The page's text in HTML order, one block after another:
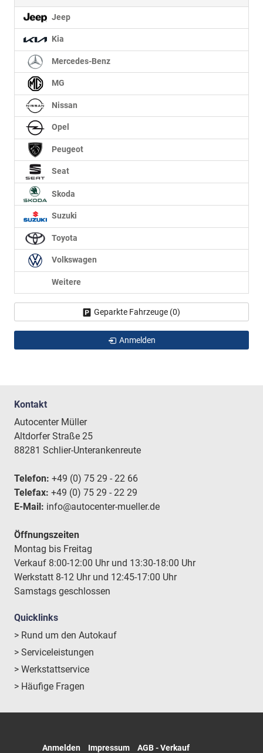
Jeep
Kia
Mercedes-Benz
MG
Nissan
Opel
Peugeot
Seat
Skoda
Suzuki
Toyota
Volkswagen
Weitere
Geparkte Fahrzeuge (0)
Anmelden
Kontakt
Autocenter Müller
Altdorfer Straße 25
88281 Schlier-Unterankenreute
Telefon: +49 (0) 75 29 - 22 66
Telefax: +49 (0) 75 29 - 22 29
E-Mail: info@autocenter-mueller.de
Öffnungszeiten
Montag bis Freitag
Verkauf 8:00-12:00 Uhr und 13:30-18:00 Uhr
Werkstatt 8-12 Uhr und 12:45-17:00 Uhr
Samstags geschlossen
Quicklinks
> Rund um den Autokauf
> Serviceleistungen
> Werkstattservice
> Häufige Fragen
Anmelden Impressum AGB - Verkauf